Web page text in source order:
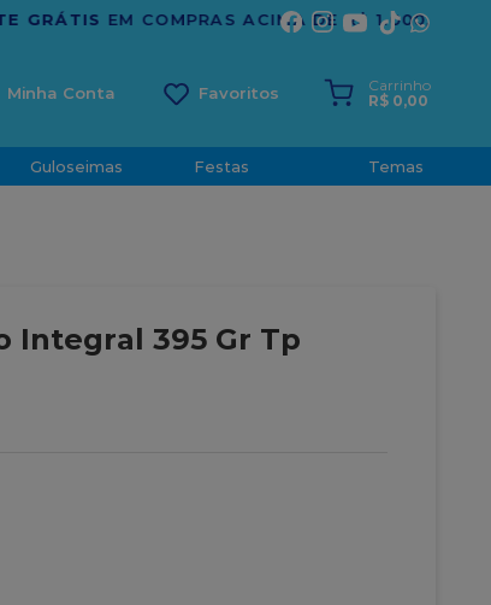
Minha Conta
Carrinho
R$ 0,00
Guloseimas Festas Temas
Integral 395 Gr Tp